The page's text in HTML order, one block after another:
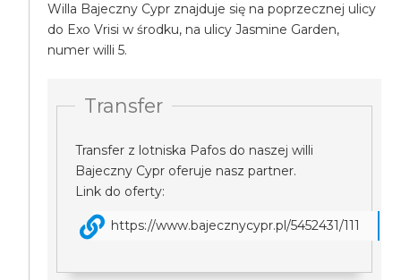
Willa Bajeczny Cypr znajduje się na poprzecznej ulicy
do Exo Vrisi w środku, na ulicy Jasmine Garden,
numer willi 5.
Transfer
Transfer z lotniska Pafos do naszej willi
Bajeczny Cypr oferuje nasz partner.
Link do oferty:
https://www.bajecznycypr.pl/5452431/111